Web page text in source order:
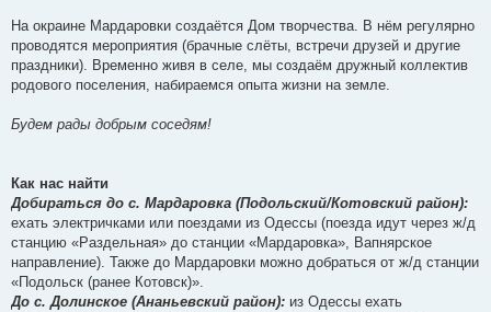
На окраине Мардаровки создаётся Дом творчества. В нём регулярно
проводятся мероприятия (брачные слёты, встречи друзей и другие
праздники). Временно живя в селе, мы создаём дружный коллектив
родового поселения, набираемся опыта жизни на земле.
Будем рады добрым соседям!
Как нас найти
Добираться до с. Мардаровка (Подольский/Котовский район):
ехать электричками или поездами из Одессы (поезда идут через ж/д
станцию «Раздельная» до станции «Мардаровка», Вапнярское
направление). Также до Мардаровки можно добраться от ж/д станции
«Подольск (ранее Котовск)».
До с. Долинское (Ананьевский район): из Одессы ехать